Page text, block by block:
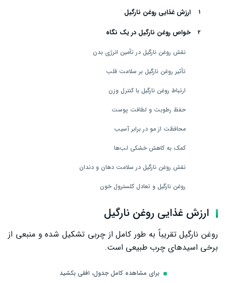
ارزش غذایی روغن نارگیل
خواص روغن نارگیل در یک نگاه
نقش روغن نارگیل در تأمین انرژی بدن
تأثیر روغن نارگیل بر سلامت قلب
ارتباط روغن نارگیل با کنترل وزن
حفظ رطوبت و لطافت پوست
محافظت از مو در برابر آسیب
کمک به کاهش خشکی لب‌ها
نقش روغن نارگیل در سلامت دهان و دندان
روغن نارگیل و تعادل کلسترول خون
روغن نارگیل و عملکرد طبیعی مغز
کمک به ترمیم سد دفاعی پوست
ارزش غذایی روغن نارگیل
روغن نارگیل تقریباً به طور کامل از چربی تشکیل شده و منبعی از
برخی اسیدهای چرب طبیعی است.
برای مشاهده کامل جدول، افقی بکشید